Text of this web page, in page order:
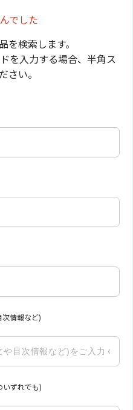
でした
を検索します。
を入力する場合、半角ス
さい。
情報など)
ずれでも)